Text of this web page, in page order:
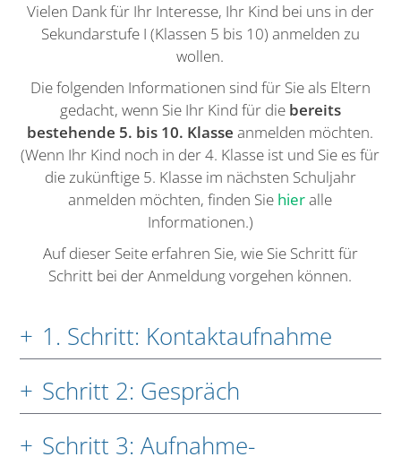
Vielen Dank für Ihr Interesse, Ihr Kind bei uns in der
Sekundarstufe I (Klassen 5 bis 10) anmelden zu
wollen.
Die folgenden Informationen sind für Sie als Eltern
gedacht, wenn Sie Ihr Kind für die bereits
bestehende 5. bis 10. Klasse anmelden möchten.
(Wenn Ihr Kind noch in der 4. Klasse ist und Sie es für
die zukünftige 5. Klasse im nächsten Schuljahr
anmelden möchten, finden Sie hieralle
Informationen.)
Auf dieser Seite erfahren Sie, wie Sie Schritt für
Schritt bei der Anmeldung vorgehen können.
1. Schritt: Kontaktaufnahme
Schritt 2: Gespräch
Schritt 3: Aufnahme-